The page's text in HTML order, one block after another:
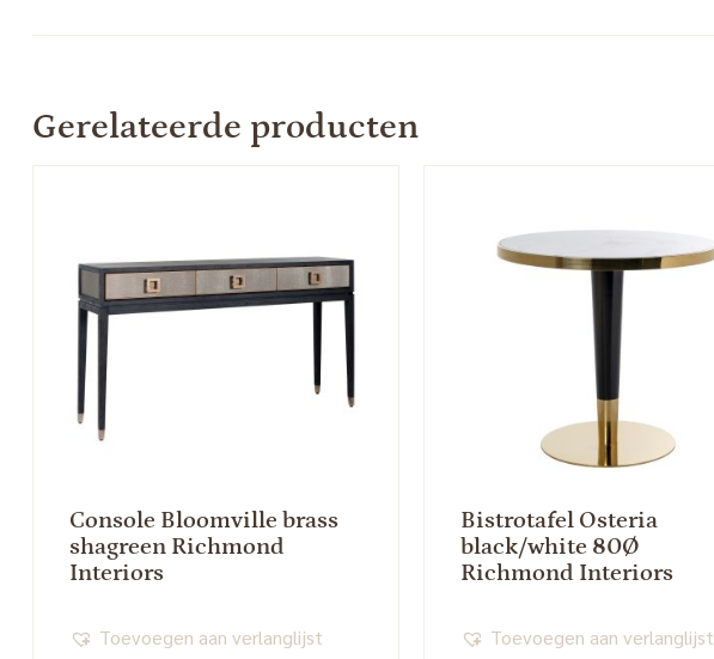
Gerelateerde producten
Console Bloomville brass
shagreen Richmond
Interiors
Toevoegen aan verlanglijst
Bistrotafel Osteria
black/white 80Ø
Richmond Interiors
Toevoegen aan verlanglijst